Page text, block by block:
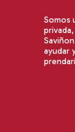
Somos
ayudar